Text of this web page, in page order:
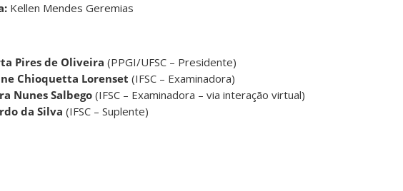
Kellen Mendes Geremias
Pires de Oliveira (PPGI/UFSC – Presidente)
Chioquetta Lorenset (IFSC – Examinadora)
Nunes Salbego (IFSC – Examinadora – via interação virtual)
da Silva (IFSC – Suplente)